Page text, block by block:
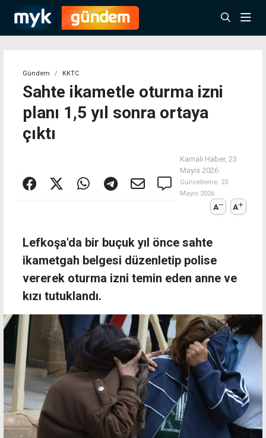
Gündem KKTC
Sahte ikametle oturma izni
planı 1,5 yıl sonra ortaya
çıktı
Kamalı Haber, 23
Mayıs 2026
Güncelleme: 23
Mayıs 2026
A A
Lefkoşa'da bir buçuk yıl önce sahte
ikametgah belgesi düzenletip polise
vererek oturma izni temin eden anne ve
kızı tutuklandı.